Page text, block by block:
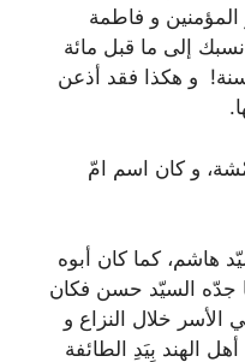
المؤمنين و فاطمة
إلى ما قبل مائة
و هكذا فقد أذعن
و كان اسم امّ
هاشم، كما كان أبوه
جدّه السيّد حسن فكان
الأسر خلال النزاع و
الهند بِيَدِ الطائفة